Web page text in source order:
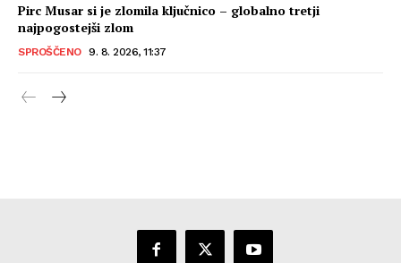
Pirc Musar si je zlomila ključnico – globalno tretji
najpogostejši zlom
SPROŠČENO 9. 8. 2026, 11:37